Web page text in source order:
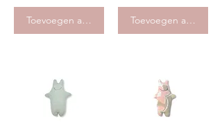
Toevoegen aan winkelwagenToevoegen aan